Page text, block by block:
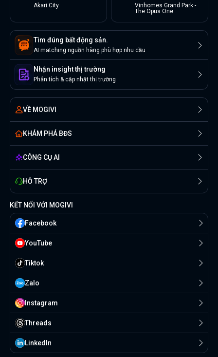
Akari City
Vinhomes Grand Park -
The Opus One
Tìm đúng bất động sản.
AI matching nguồn hàng phù hợp nhu cầu
Nhận insight thị trường
Phân tích & cập nhật thị trường
VỀ MOGIVI
KHÁM PHÁ BĐS
CÔNG CỤ AI
HỖ TRỢ
KẾT NỐI VỚI MOGIVI
Facebook
YouTube
Tiktok
Zalo
Instagram
Threads
Linkedln